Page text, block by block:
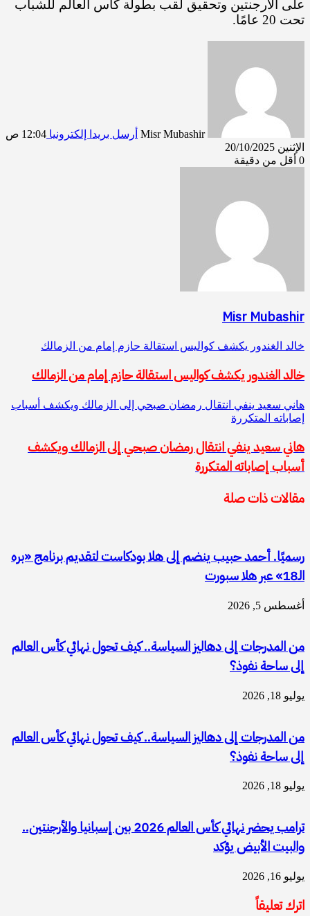
على الأرجنتين وتحقيق لقب بطولة كأس العالم للشباب
تحت 20 عامًا.
Misr Mubashir أرسل بريدا إلكترونيا
12:04 ص
الإثنين 20/10/2025
0 أقل من دقيقة
Misr Mubashir
خالد الغندور يكشف كواليس استقالة حازم إمام من الزمالك
خالد الغندور يكشف كواليس استقالة حازم إمام من الزمالك
هاني سعيد ينفي انتقال رمضان صبحي إلى الزمالك ويكشف أسباب
إصاباته المتكررة
هاني سعيد ينفي انتقال رمضان صبحي إلى الزمالك ويكشف
أسباب إصاباته المتكررة
مقالات ذات صلة
رسميًا. أحمد حبيب ينضم إلى هلا بودكاست لتقديم برنامج «بره
الـ18» عبر هلا سبورت
أغسطس 5, 2026
من المدرجات إلى دهاليز السياسة.. كيف تحول نهائي كأس العالم
إلى ساحة نفوذ؟
يوليو 18, 2026
من المدرجات إلى دهاليز السياسة.. كيف تحول نهائي كأس العالم
إلى ساحة نفوذ؟
يوليو 18, 2026
ترامب يحضر نهائي كأس العالم 2026 بين إسبانيا والأرجنتين..
والبيت الأبيض يؤكد
يوليو 16, 2026
اترك تعليقاً